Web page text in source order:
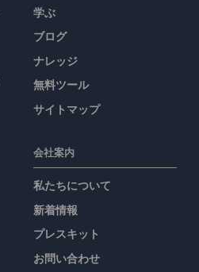
学ぶ
ブログ
ナレッジ
無料ツール
サイトマップ
会社案内
私たちについて
新着情報
プレスキット
お問い合わせ